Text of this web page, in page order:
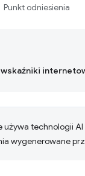
Punkt odniesienia
używa technologii
wygenerowane